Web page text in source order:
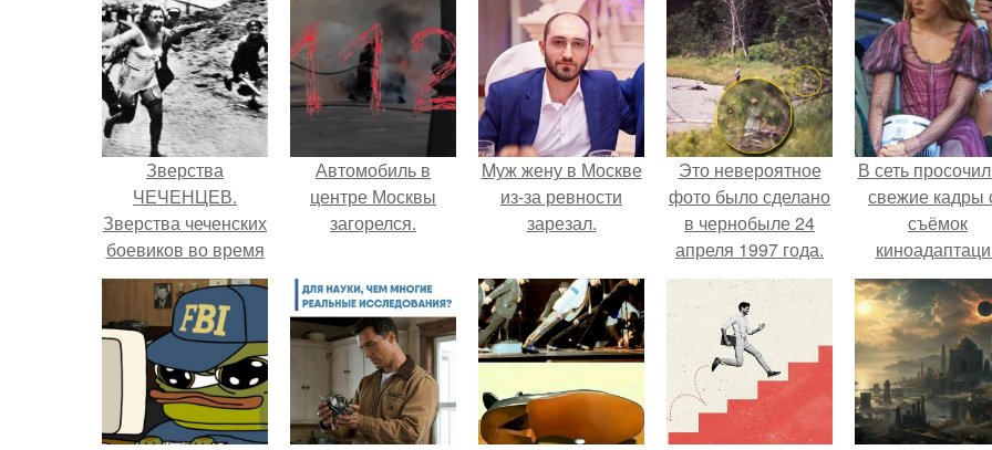
Зверства
ЧЕЧЕНЦЕВ.
Зверства чеченских
боевиков во время
первой чеченской.
Автомобиль в
центре Москвы
загорелся.
Mуж жену в Москве
из-за ревности
зарезал.
Это невероятное
фото было сделано
в чернобыле 24
апреля 1997 года.
В сеть
свежие кадры
съёмок
"Рапунцель", и
внимание
моментально
оказалось
приковано к
крофт.